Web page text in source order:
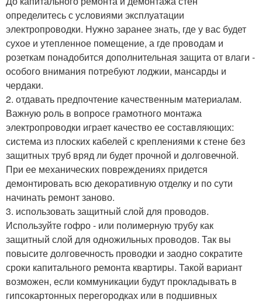
определитесь с условиями эксплуатации
электропроводки. Нужно заранее знать, где у вас будет
сухое и утепленное помещение, а где проводам и
розеткам понадобится дополнительная защита от влаги -
особого внимания потребуют лоджии, мансарды и
чердаки.
2. отдавать предпочтение качественным материалам.
Важную роль в вопросе грамотного монтажа
электропроводки играет качество ее составляющих:
система из плоских кабелей с креплениями к стене без
защитных труб вряд ли будет прочной и долговечной.
При ее механических повреждениях придется
демонтировать всю декоративную отделку и по сути
начинать ремонт заново.
3. использовать защитный слой для проводов.
Используйте гофро - или полимерную трубу как
защитный слой для одножильных проводов. Так вы
повысите долговечность проводки и заодно сократите
сроки капитального ремонта квартиры. Такой вариант
возможен, если коммуникации будут прокладывать в
гипсокартонных перегородках или в подшивных